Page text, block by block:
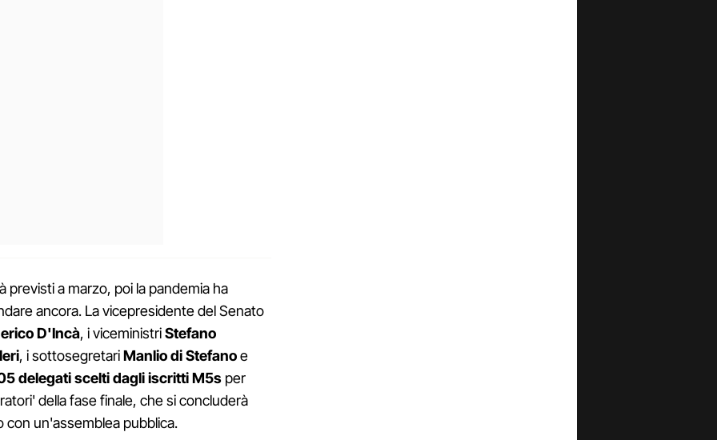
previsti a marzo, poi la pandemia ha
ancora. La vicepresidente del Senato
D'Incà, i viceministriStefano
, i sottosegretariManlio di Stefanoe
delegati scelti dagli iscritti M5s per
della fase finale, che si concluderà
un'assemblea pubblica.